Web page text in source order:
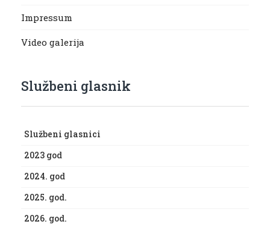
Impressum
Video galerija
Službeni glasnik
Službeni glasnici
2023 god
2024. god
2025. god.
2026. god.